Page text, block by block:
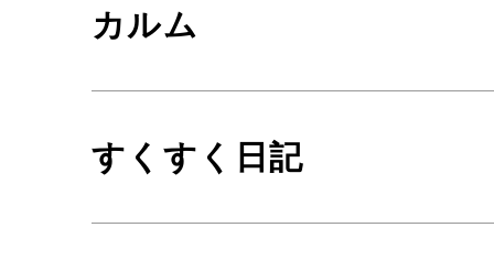
カルム
すくすく日記